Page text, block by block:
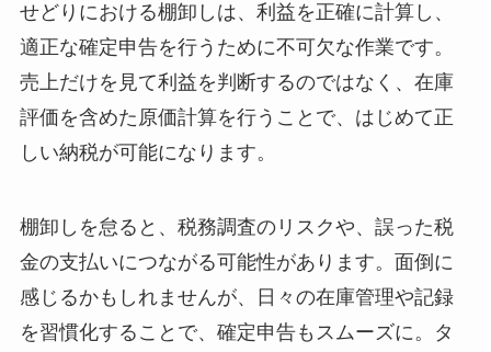
せどりにおける棚卸しは、利益を正確に計算し、
適正な確定申告を行うために不可欠な作業です。
売上だけを見て利益を判断するのではなく、在庫
評価を含めた原価計算を行うことで、はじめて正
しい納税が可能になります。
棚卸しを怠ると、税務調査のリスクや、誤った税
金の支払いにつながる可能性があります。面倒に
感じるかもしれませんが、日々の在庫管理や記録
を習慣化することで、確定申告もスムーズに。タ